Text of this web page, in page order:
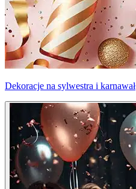
Dekoracje na sylwestra i karnawał